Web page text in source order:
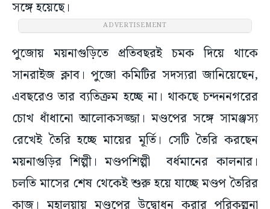
সঙ্গে হয়েছে।
ADVERTISEMENT
পুজোয় ময়নাগুড়িতে প্রতিবছরই চমক দিয়ে থাকে
সানরাইজ ক্লাব। পুজো কমিটির সদস্যরা জানিয়েছেন,
এবছরেও তার ব্যতিক্রম হচ্ছে না। থাকছে চন্দননগরের
চোখ ধাঁধানো আলোকসজ্জা। মণ্ডপের সঙ্গে সামঞ্জস্য
রেখেই তৈরি হচ্ছে মায়ের মূর্তি। সেটি তৈরি করছেন
ময়নাগুড়ির শিল্পী। মণ্ডপশিল্পী বর্ধমানের কালনার।
চলতি মাসের শেষ থেকেই শুরু হয়ে যাচ্ছে মণ্ডপ তৈরির